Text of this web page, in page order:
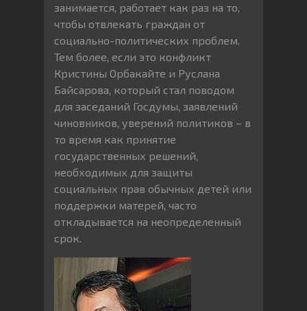
занимается, работает как раз на то,
чтобы отвлекать граждан от
социально-политических проблем.
Тем более, если это конфликт
Кристины Орбакайте и Руслана
Байсарова, который стал поводом
для заседаний Госдумы, заявлений
чиновников, уверений политиков – в
то время как принятие
государственных решений,
необходимых для защиты
социальных прав обычных детей или
поддержки матерей, часто
откладывается на неопределенный
срок.